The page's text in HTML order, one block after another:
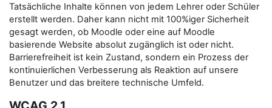
Tatsächliche Inhalte können von jedem Lehrer oder Schüler
erstellt werden. Daher kann nicht mit 100%iger Sicherheit
gesagt werden, ob Moodle oder eine auf Moodle
basierende Website absolut zugänglich ist oder nicht.
Barrierefreiheit ist kein Zustand, sondern ein Prozess der
kontinuierlichen Verbesserung als Reaktion auf unsere
Benutzer und das breitere technische Umfeld.